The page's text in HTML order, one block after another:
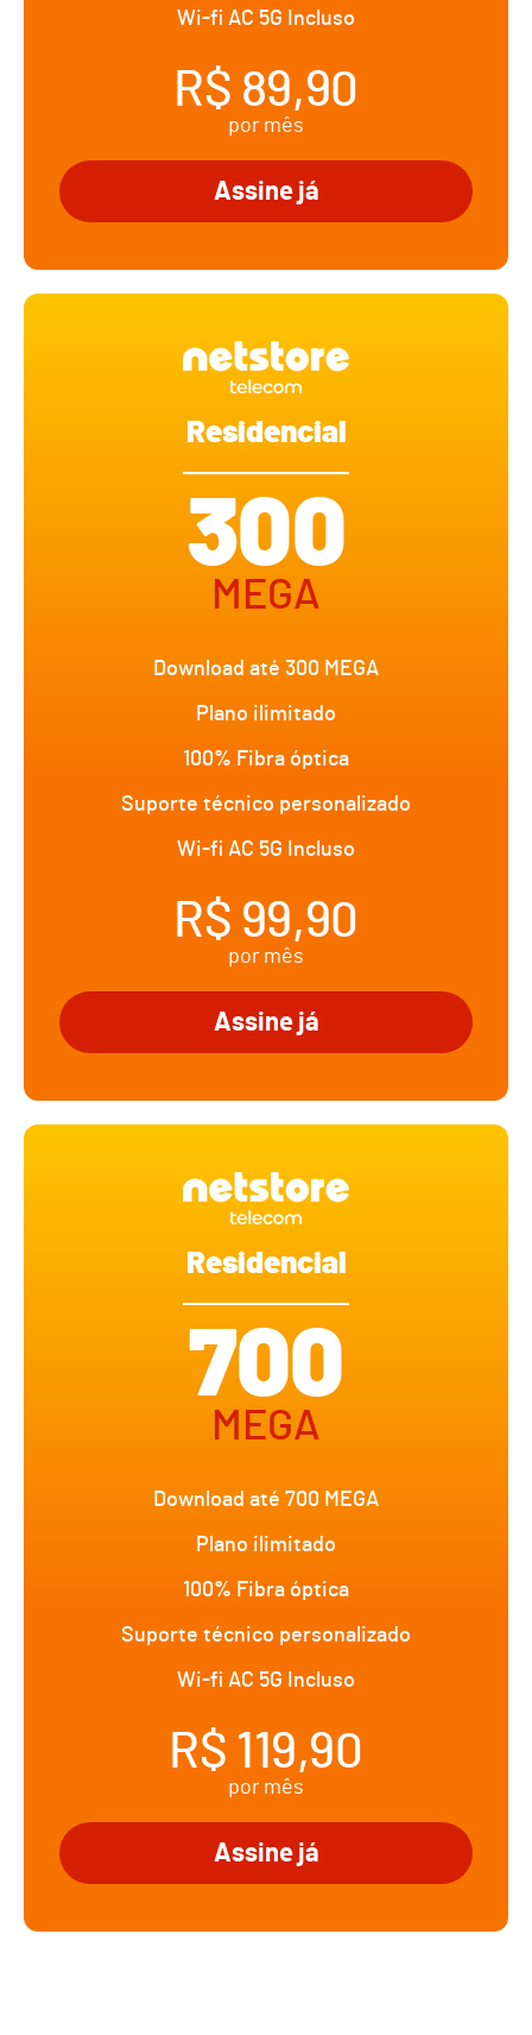
Wi-fi AC 5G Incluso
R$ 89,90
por mês
Assine já
Residencial
300
MEGA
Download até 300 MEGA
Plano ilimitado
100% Fibra óptica
Suporte técnico personalizado
Wi-fi AC 5G Incluso
R$ 99,90
por mês
Assine já
Residencial
700
MEGA
Download até 700 MEGA
Plano ilimitado
100% Fibra óptica
Suporte técnico personalizado
Wi-fi AC 5G Incluso
R$ 119,90
por mês
Assine já